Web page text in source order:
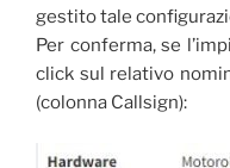
gestito tale
Per conferma, se
click sul relativo
(colonna Callsign):